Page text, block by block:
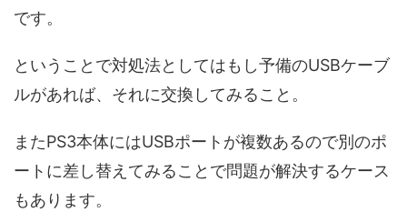
です。
ということで対処法としてはもし予備のUSBケーブ
ルがあれば、それに交換してみること。
またPS3本体にはUSBポートが複数あるので別のポ
ートに差し替えてみることで問題が解決するケース
もあります。